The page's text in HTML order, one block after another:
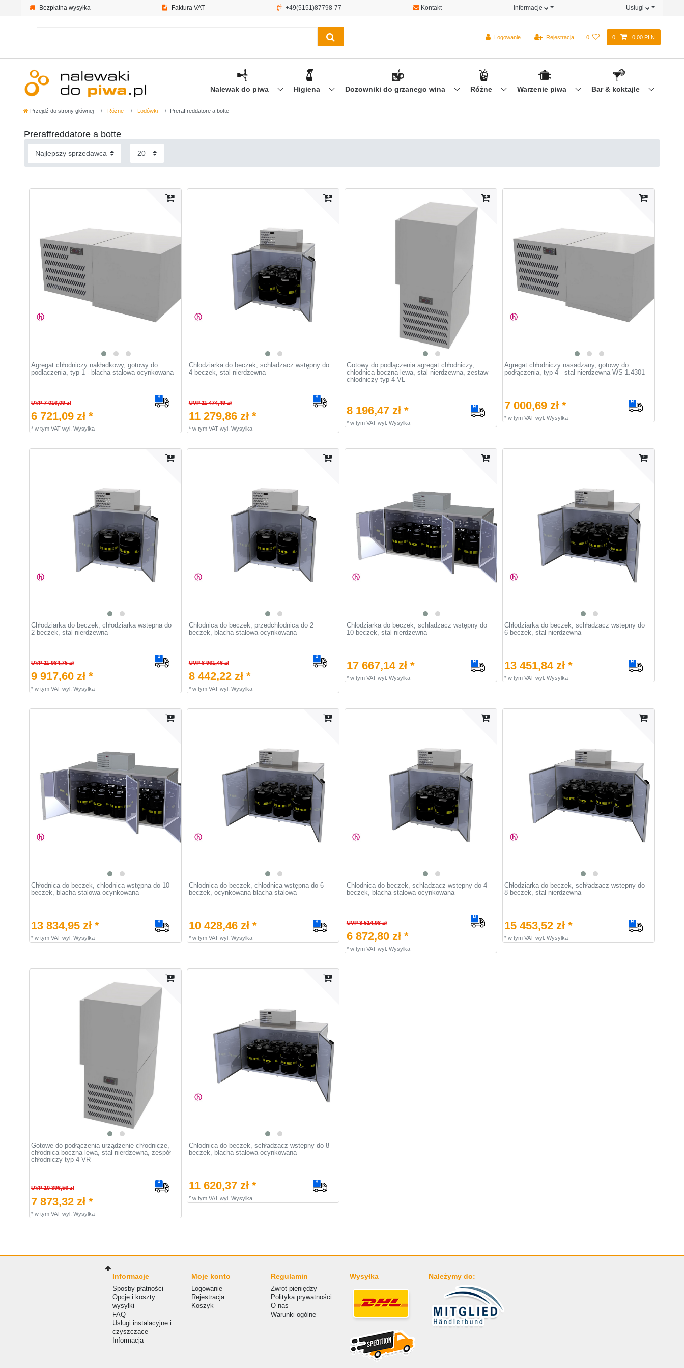
Bezpłatna wysyłka Faktura VAT +49(5151)87798-77 Kontakt Informacje Usługi
Logowanie Rejestracja 0 0 0,00 PLN
Nalewak do piwa Higiena Dozowniki do grzanego wina Różne Warzenie piwa Bar & koktajle
Przejdź do strony głównej Różne Lodówki Preraffreddatore a botte
Preraffreddatore a botte
Agregat chłodniczy nakładkowy, gotowy do
podłączenia, typ 1 - blacha stalowa ocynkowana
UVP 7 016,09 zł
6 721,09 zł *
* w tym VATwyl. Wysylka
Chłodziarka do beczek, schładzacz wstępny do
4 beczek, stal nierdzewna
UVP 11 474,49 zł
11 279,86 zł *
* w tym VATwyl. Wysylka
Gotowy do podłączenia agregat chłodniczy,
chłodnica boczna lewa, stal nierdzewna, zestaw
chłodniczy typ 4 VL
8 196,47 zł *
* w tym VATwyl. Wysylka
Agregat chłodniczy nasadzany, gotowy do
podłączenia, typ 4 - stal nierdzewna WS 1.4301
7 000,69 zł *
* w tym VATwyl. Wysylka
Chłodziarka do beczek, chłodziarka wstępna do
2 beczek, stal nierdzewna
UVP 11 984,75 zł
9 917,60 zł *
* w tym VATwyl. Wysylka
Chłodnica do beczek, przedchłodnica do 2
beczek, blacha stalowa ocynkowana
UVP 8 961,46 zł
8 442,22 zł *
* w tym VATwyl. Wysylka
Chłodziarka do beczek, schładzacz wstępny do
10 beczek, stal nierdzewna
17 667,14 zł *
* w tym VATwyl. Wysylka
Chłodziarka do beczek, schładzacz wstępny do
6 beczek, stal nierdzewna
13 451,84 zł *
* w tym VATwyl. Wysylka
Chłodnica do beczek, chłodnica wstępna do 10
beczek, blacha stalowa ocynkowana
13 834,95 zł *
* w tym VATwyl. Wysylka
Chłodnica do beczek, chłodnica wstępna do 6
beczek, ocynkowana blacha stalowa
10 428,46 zł *
* w tym VATwyl. Wysylka
Chłodnica do beczek, schładzacz wstępny do 4
beczek, blacha stalowa ocynkowana
UVP 8 514,98 zł
6 872,80 zł *
* w tym VATwyl. Wysylka
Chłodziarka do beczek, schładzacz wstępny do
8 beczek, stal nierdzewna
15 453,52 zł *
* w tym VATwyl. Wysylka
Gotowe do podłączenia urządzenie chłodnicze,
chłodnica boczna lewa, stal nierdzewna, zespół
chłodniczy typ 4 VR
UVP 10 396,56 zł
7 873,32 zł *
* w tym VATwyl. Wysylka
Chłodnica do beczek, schładzacz wstępny do 8
beczek, blacha stalowa ocynkowana
11 620,37 zł *
* w tym VATwyl. Wysylka
Informacje
Sposby płatności
Opcje i koszty
wysyłki
FAQ
Usługi instalacyjne i
czyszczące
Informacja
Moje konto
Logowanie
Rejestracja
Koszyk
Regulamin
Zwrot pieniędzy
Polityka prywatności
O nas
Warunki ogólne
Wysyłka Należymy do: